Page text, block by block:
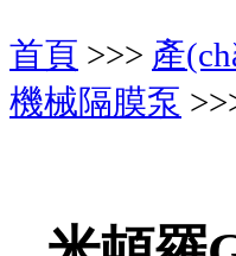
首頁 >>> 產
機械隔膜泵